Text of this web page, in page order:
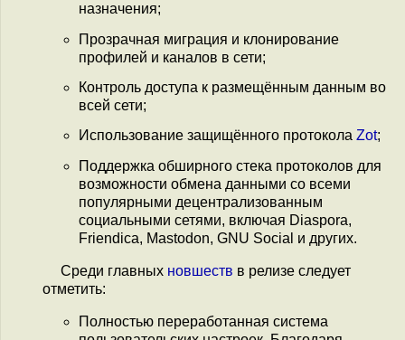
назначения;
Прозрачная миграция и клонирование
профилей и каналов в сети;
Контроль доступа к размещённым данным во
всей сети;
Использование защищённого протокола Zot;
Поддержка обширного стека протоколов для
возможности обмена данными со всеми
популярными децентрализованным
социальными сетями, включая Diaspora,
Friendica, Mastodon, GNU Social и других.
Среди главных новшеств в релизе следует
отметить:
Полностью переработанная система